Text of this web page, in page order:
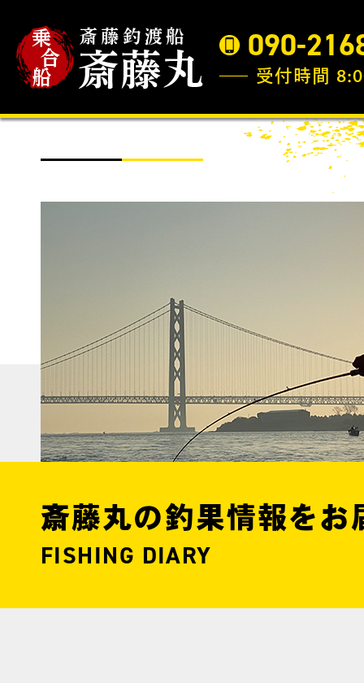
090-
受付時間
斎藤丸の釣果情報をお
FISHING DIARY